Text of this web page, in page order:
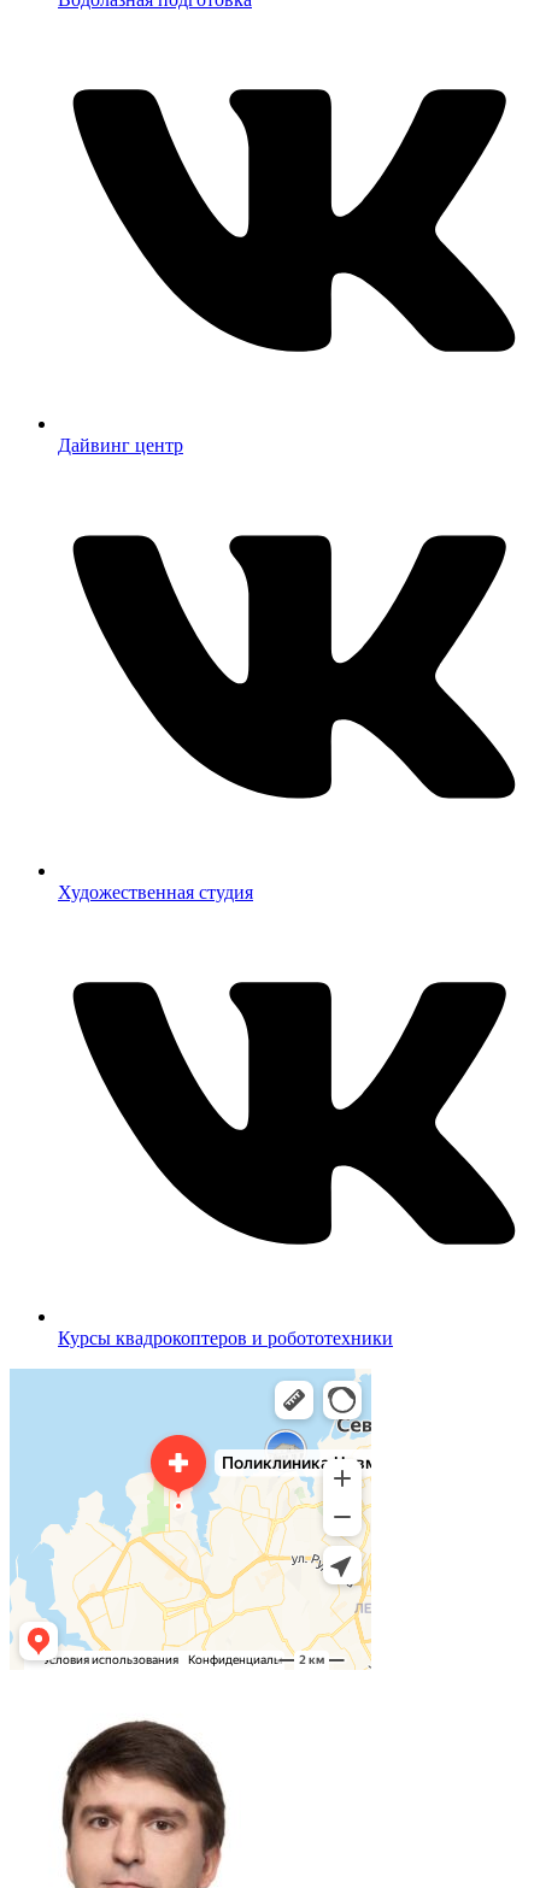
Дайвинг центр
Художественная студия
Курсы квадрокоптеров и робототехники